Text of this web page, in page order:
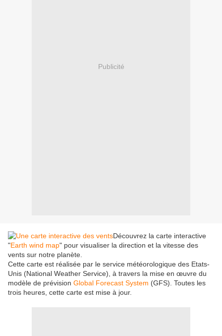
Publicité
Découvrez la carte interactive
"Earth wind map" pour visualiser la direction et la vitesse des
vents sur notre planète.
Cette carte est réalisée par le service météorologique des Etats-
Unis (National Weather Service), à travers la mise en œuvre du
modèle de prévision Global Forecast System (GFS). Toutes les
trois heures, cette carte est mise à jour.